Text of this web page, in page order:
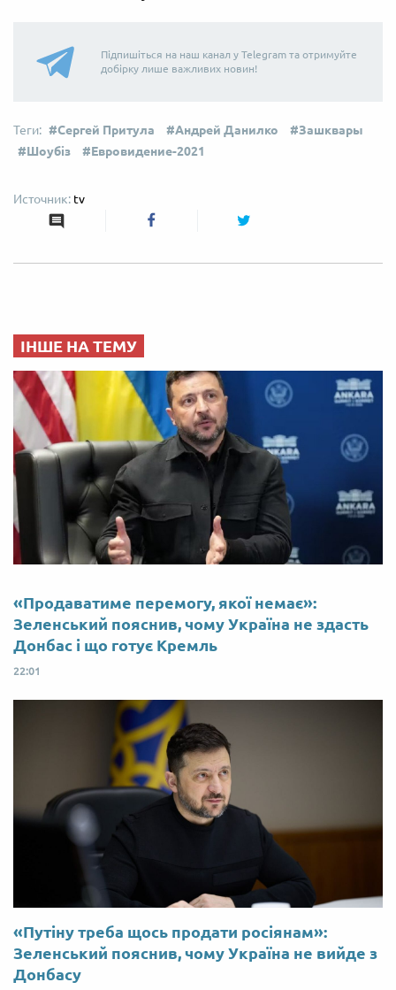
Підпишіться на наш канал у Telegram та отримуйте
добірку лише важливих новин!
Сергей Притула Андрей Данилко
Зашквары
Шоубіз
Евровидение-2021
tv
ІНШЕ НА ТЕМУ
«Продаватиме перемогу, якої немає»:
Зеленський пояснив, чому Україна не здасть
Донбас і що готує Кремль
22:01
«Путіну треба щось продати росіянам»:
Зеленський пояснив, чому Україна не вийде з
Донбасу